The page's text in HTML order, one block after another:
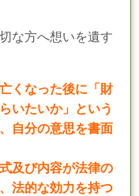
な方へ想いを遺す
くなった後に「財
いたいか」という
自分の意思を書面
及び内容が法律の
法的な効力を持つ